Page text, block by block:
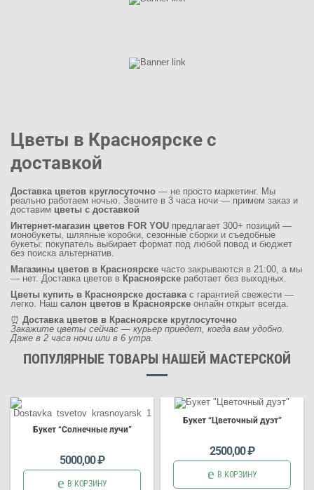
Цветы в Красноярске с
доставкой
Доставка цветов круглосуточно — не просто маркетинг. Мы
реально работаем ночью. Звоните в 3 часа ночи — примем заказ и
доставим цветы с доставкой
Интернет-магазин цветов FOR YOU предлагает 300+ позиций —
монобукеты, шляпные коробки, сезонные сборки и съедобные
букеты: покупатель выбирает формат под любой повод и бюджет
без поиска альтернатив.
Магазины цветов в Красноярске часто закрываются в 21:00, а мы
— нет. Доставка цветов в Красноярске работает без выходных.
Цветы купить в Красноярске доставкас гарантией свежести —
легко. Наш салон цветов в Красноярске онлайн открыт всегда.
⏰ Доставка цветов в Красноярске круглосуточно
Закажите цветы сейчас — курьер приедет, когда вам удобно.
Даже в 2 часа ночи или в 6 утра.
ПОПУЛЯРНЫЕ ТОВАРЫ НАШЕЙ МАСТЕРСКОЙ
Букет“Солнечные лучи”
5000,00₽
В КОРЗИНУ
Букет“Цветочный дуэт”
2500,00₽
В КОРЗИНУ